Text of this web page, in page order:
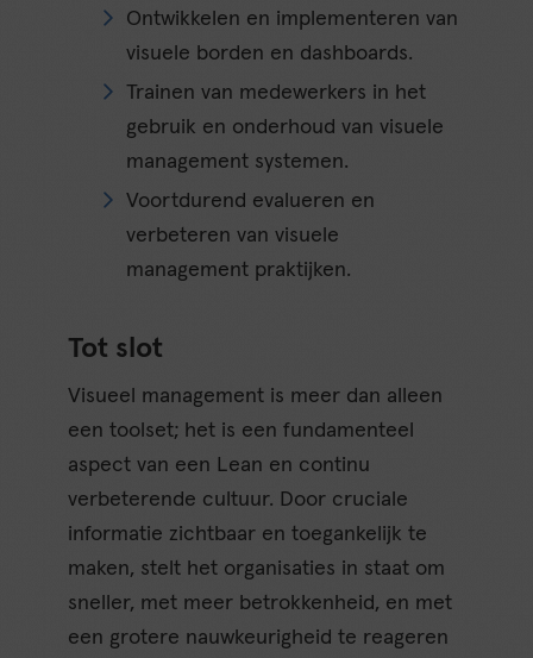
Ontwikkelen en implementeren van
visuele borden en dashboards.
Trainen van medewerkers in het
gebruik en onderhoud van visuele
management systemen.
Voortdurend evalueren en
verbeteren van visuele
management praktijken.
Tot slot
Visueel management is meer dan alleen
een toolset; het is een fundamenteel
aspect van een Lean en continu
verbeterende cultuur. Door cruciale
informatie zichtbaar en toegankelijk te
maken, stelt het organisaties in staat om
sneller, met meer betrokkenheid, en met
een grotere nauwkeurigheid te reageren